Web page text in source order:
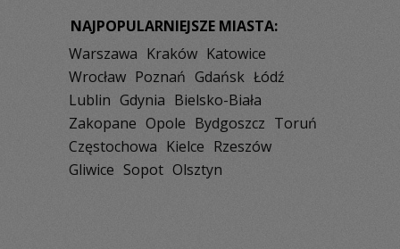
NAJPOPULARNIEJSZE MIASTA:
Warszawa Kraków Katowice
Wrocław Poznań Gdańsk Łódź
Lublin Gdynia Bielsko-Biała
Zakopane Opole Bydgoszcz Toruń
Częstochowa Kielce Rzeszów
Gliwice Sopot Olsztyn